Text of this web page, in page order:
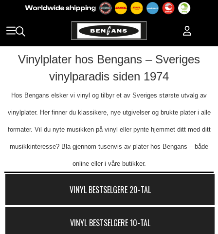
Vinylplater hos Bengans – Sveriges
vinylparadis siden 1974
Hos Bengans elsker vi vinyl og tilbyr et av Sveriges største utvalg av
vinylplater. Her finner du klassikere, nye utgivelser og brukte plater i alle
formater. Vil du nyte musikken på vinyl eller pynte hjemmet ditt med ditt
musikkinteresse? Bla gjennom tusenvis av plater hos Bengans – både
online eller i våre butikker.
VINYL BESTSELGERE 20-TAL
VINYL BESTSELGERE 10-TAL